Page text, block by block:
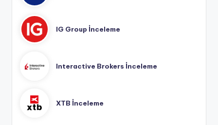
IG Group İnceleme
Interactive Brokers İnceleme
XTB İnceleme